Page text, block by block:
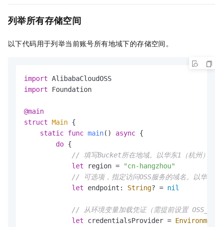
列举所有存储空间
以下代码用于列举当前账号所有地域下的存储空间。
import
import Foundation
@main
struct Main {
static func main() async {
do {
// 填写Bucket所在地域。以华东1（杭州）为
let region =
"cn-hangzhou"
// 可选项，指定访问OSS服务的域名。以华
let endpoint: String? = nil
// 从环境变量加载凭证（需提前设置
let credentialsProvider =